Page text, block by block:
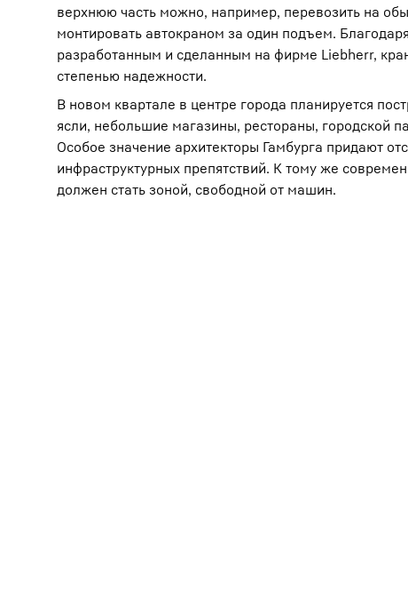
верхнюю часть можно, например, перевозить на
монтировать автокраном за один подъем.
разработанным и сделанным на фирме Liebherr,
степенью надежности.
В новом квартале в центре города планируется
ясли, небольшие магазины, рестораны, городской
Особое значение архитекторы Гамбурга придают
инфраструктурных препятствий. К тому же
должен стать зоной, свободной от машин.